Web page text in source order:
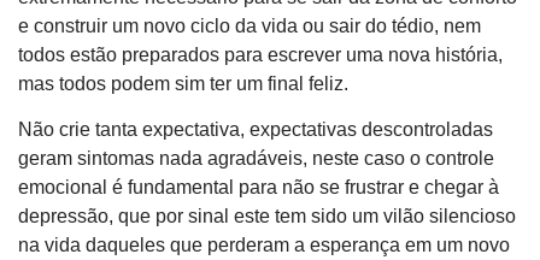
e construir um novo ciclo da vida ou sair do tédio, nem
todos estão preparados para escrever uma nova história,
mas todos podem sim ter um final feliz.
Não crie tanta expectativa, expectativas descontroladas
geram sintomas nada agradáveis, neste caso o controle
emocional é fundamental para não se frustrar e chegar à
depressão, que por sinal este tem sido um vilão silencioso
na vida daqueles que perderam a esperança em um novo